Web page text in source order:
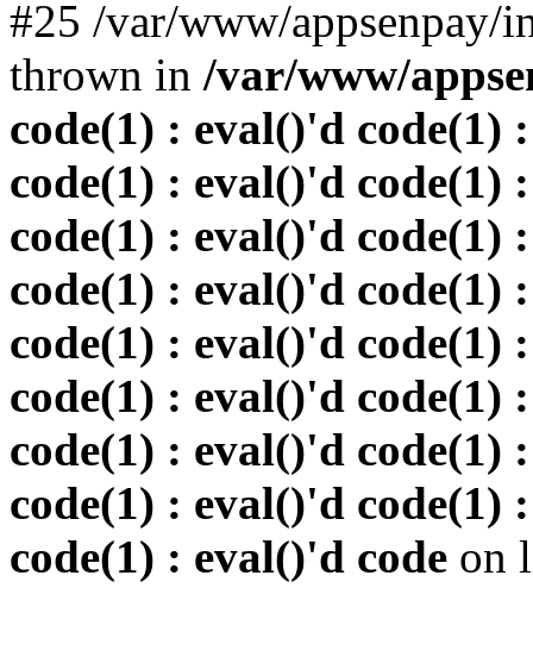
#25 /var/www/
thrown in /var/www/
code(1) : eval()'d code(1)
code(1) : eval()'d code(1)
code(1) : eval()'d code(1)
code(1) : eval()'d code(1)
code(1) : eval()'d code(1)
code(1) : eval()'d code(1)
code(1) : eval()'d code(1)
code(1) : eval()'d code(1)
code(1) : eval()'d code on